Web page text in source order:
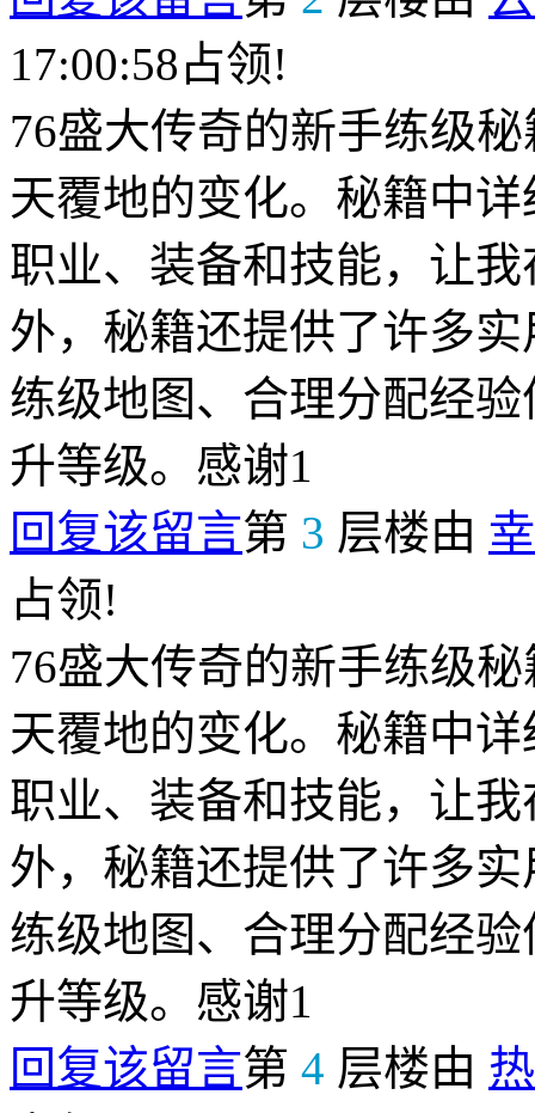
17:00:58占领!
76盛大传奇的新手练级
天覆地的变化。秘籍中
职业、装备和技能，让
外，秘籍还提供了许多
练级地图、合理分配经
升等级。感谢1
回复该留言第 3 层楼由
占领!
76盛大传奇的新手练级
天覆地的变化。秘籍中
职业、装备和技能，让
外，秘籍还提供了许多
练级地图、合理分配经
升等级。感谢1
回复该留言第 4 层楼由